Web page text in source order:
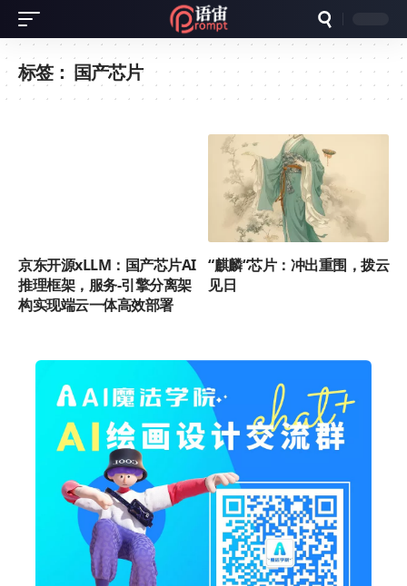
标签： 国产芯片
京东开源xLLM：国产芯片AI
推理框架，服务-引擎分离架
构实现端云一体高效部署
“麒麟“芯片：冲出重围，拨云
见日